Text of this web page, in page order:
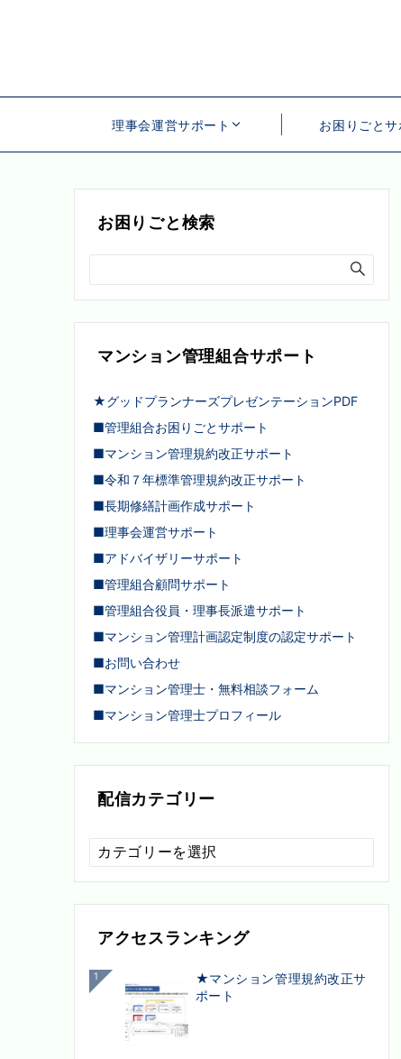
理事会運営サポート お困りごとサ
お困りごと検索
マンション管理組合サポート
★グッドプランナーズプレゼンテーションPDF
■管理組合お困りごとサポート
■マンション管理規約改正サポート
■令和７年標準管理規約改正サポート
■長期修繕計画作成サポート
■理事会運営サポート
■アドバイザリーサポート
■管理組合顧問サポート
■管理組合役員・理事長派遣サポート
■マンション管理計画認定制度の認定サポート
■お問い合わせ
■マンション管理士・無料相談フォーム
■マンション管理士プロフィール
配信カテゴリー
配
信
カ
リアクセスランキング
1
★マンション管理規約改正サ
ポート